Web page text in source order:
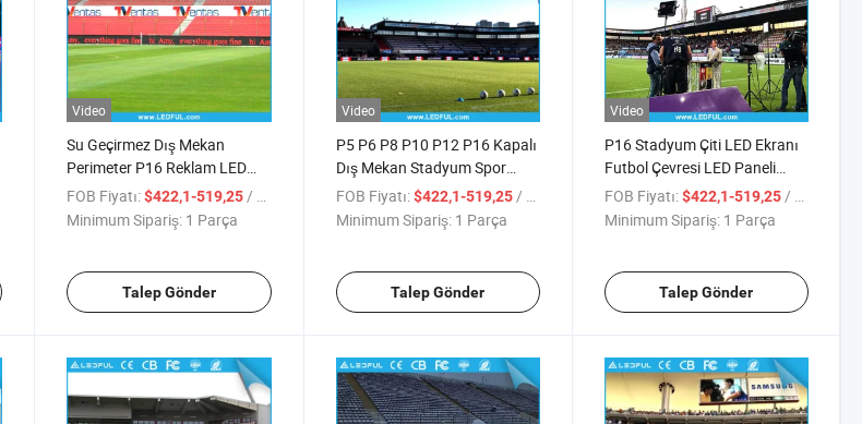
Video
Su Geçirmez Dış Mekan
Perimeter P16 Reklam LED
Ekran Paneli
FOB Fiyatı: $422,1-519,25 / Parça
Minimum Sipariş: 1 Parça
Talep Gönder
Video
P5 P6 P8 P10 P12 P16 Kapalı
Dış Mekan Stadyum Spor
Perimetre LED Ekran
FOB Fiyatı: $422,1-519,25 / Parça
Minimum Sipariş: 1 Parça
Talep Gönder
Video
P16 Stadyum Çiti LED Ekranı
Futbol Çevresi LED Paneli
Stadyum Elektronik Reklam
FOB Fiyatı: $422,1-519,25 / Parça
Minimum Sipariş: 1 Parça
Talep Gönder